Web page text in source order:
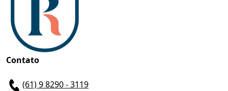
Contato
(61) 9 8290 - 3119